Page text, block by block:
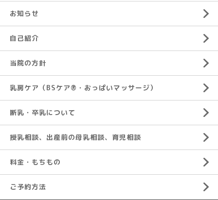
お知らせ
自己紹介
当院の方針
乳房ケア（BSケア®︎・おっぱいマッサージ）
断乳・卒乳について
授乳相談、出産前の母乳相談、育児相談
料金・もちもの
ご予約方法